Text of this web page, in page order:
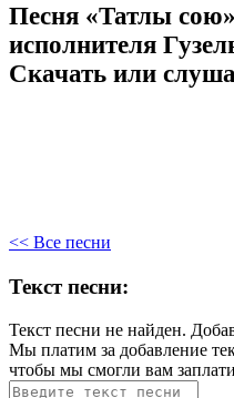
Песня «Татлы сою»
исполнителя
Скачать или
<< Все песни
Текст песни:
Текст песни не найден.
Мы платим за добавление
чтобы мы смогли вам